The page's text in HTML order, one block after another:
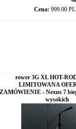
Cena: 999.00
rower 3G XL HOT-
LIMITOWANA
ZAMÓWIENIE - Nexus 7
wysokich